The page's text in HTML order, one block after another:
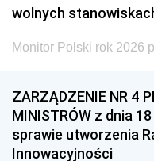
wolnych
Monitor Polski rok 2026
ZARZĄDZENIE NR 4
MINISTRÓW z dnia
sprawie utworzenia
Innowacyjności